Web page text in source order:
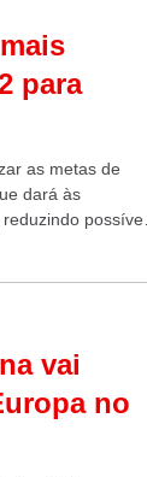
para
as metas de
dará às
possíveis
vai
no